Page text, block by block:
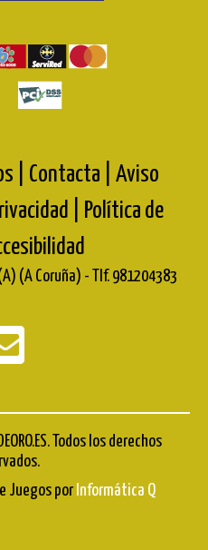
| Contacta |
Aviso
|
Política de
(A Coruña) - Tlf. 981204383
Todos los derechos
Juegos por Informática Q